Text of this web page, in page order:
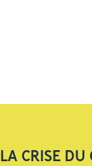
CRISE DU